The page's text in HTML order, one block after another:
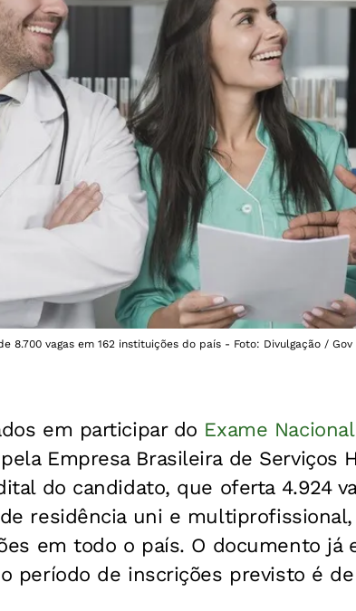
8.700 vagas em 162 instituições do país - Foto: Divulgação / Gov
em participar do Exame Nacional
Empresa Brasileira de Serviços
do candidato, que oferta 4.924
residência uni e
em todo o país. O documento já
período de inscrições previsto é